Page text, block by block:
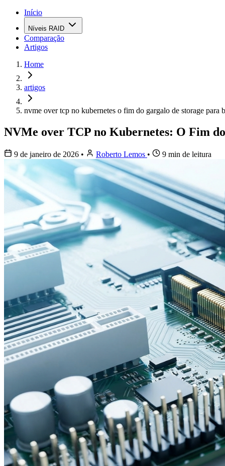
Início
Níveis RAID
Comparação
Artigos
Home
artigos
nvme over tcp no kubernetes o fim do gargalo de storage para
NVMe over TCP no Kubernetes: O Fim
9 de janeiro de 2026 • Roberto Lemos • 9 min de leitura